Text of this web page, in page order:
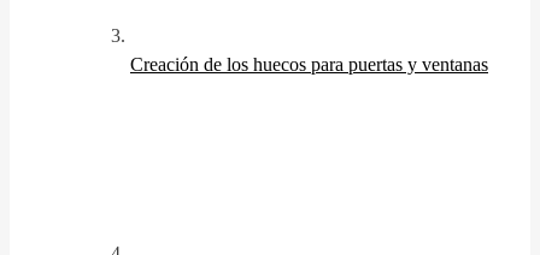
Creación de los huecos para puertas y ventanas